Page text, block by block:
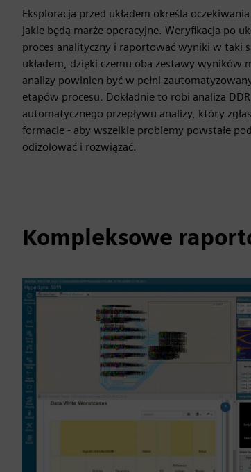
Eksploracja przed układem określa
jakie będą marże operacyjne. Weryfikacja po
proces analityczny i raportować wyniki w taki
układem, dzięki czemu oba zestawy wyników
analizy powinien być w pełni
etapów procesu. Dokładnie to robi analiza
automatycznego przepływu analizy, który
formacie - aby wszelkie problemy powstałe
odizolować i rozwiązać.
Kompleksowe